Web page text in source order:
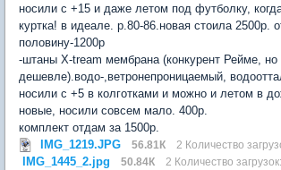
носили с +15 и даже летом под футболку,
куртка! в идеале. р.80-86.новая стоила 2500р.
половину-1200р
-штаны X-tream мембрана (конкурент Рейме, но
дешевле).водо-,ветронепроницаемый,
носили с +5 в колготками и можно и летом в
новые, носили совсем мало. 400р.
комплект отдам за 1500р.
IMG_1219.JPG
56.81К 2 Количество
IMG_1445_2.jpg 50.84К 2 Количество загрузок: